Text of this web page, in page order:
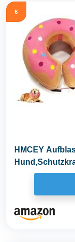
6
HMCEY